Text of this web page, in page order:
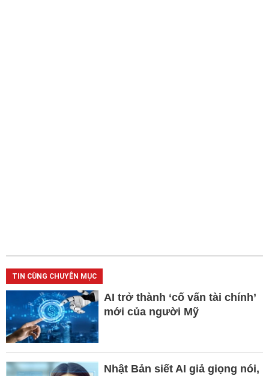
TIN CÙNG CHUYÊN MỤC
AI trở thành ‘cố vấn tài chính’
mới của người Mỹ
Nhật Bản siết AI giả giọng nói,